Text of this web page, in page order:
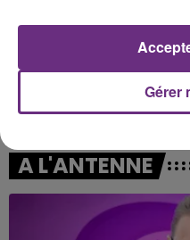
A L'ANTENNE
Gérer